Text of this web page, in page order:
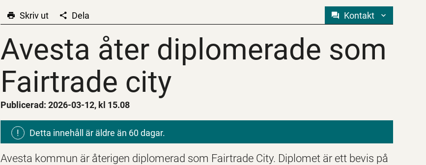
Avesta åter diplomerade som
Skriv ut Dela Kontakt
Avesta åter diplomerade som
Fairtrade city
Publicerad: 2026-03-12, kl 15.08
! Detta innehåll är äldre än 60 dagar.
Avesta kommun är återigen diplomerad som Fairtrade City. Diplomet är ett bevis på